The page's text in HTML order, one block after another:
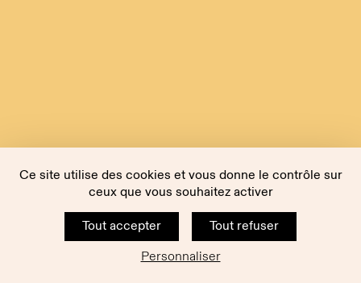
Ce site utilise des cookies et vous donne le contrôle sur
ceux que vous souhaitez activer
Tout accepter
Tout refuser
Personnaliser